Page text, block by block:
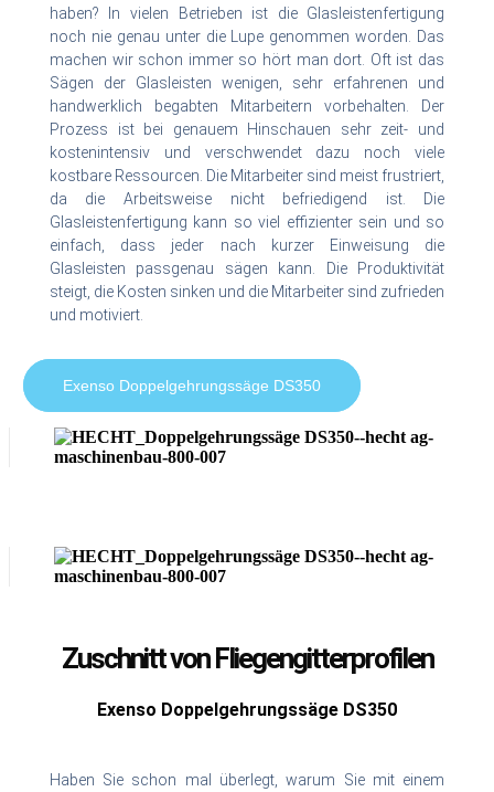
haben? In vielen Betrieben ist die Glasleistenfertigung
noch nie genau unter die Lupe genommen worden. Das
machen wir schon immer so hört man dort. Oft ist das
Sägen der Glasleisten wenigen, sehr erfahrenen und
handwerklich begabten Mitarbeitern vorbehalten. Der
Prozess ist bei genauem Hinschauen sehr zeit- und
kostenintensiv und verschwendet dazu noch viele
kostbare Ressourcen. Die Mitarbeiter sind meist frustriert,
da die Arbeitsweise nicht befriedigend ist. Die
Glasleistenfertigung kann so viel effizienter sein und so
einfach, dass jeder nach kurzer Einweisung die
Glasleisten passgenau sägen kann. Die Produktivität
steigt, die Kosten sinken und die Mitarbeiter sind zufrieden
und motiviert.
Exenso Doppelgehrungssäge DS350
Zuschnitt von Fliegengitterprofilen
Exenso Doppelgehrungssäge DS350
Haben Sie schon mal überlegt, warum Sie mit einem